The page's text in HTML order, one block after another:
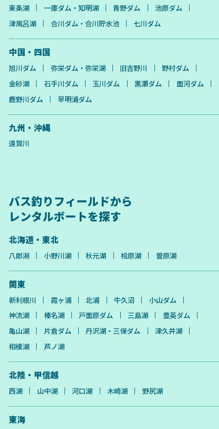
東条湖
一庫ダム・知明湖 青野ダム
池原ダム
津風呂湖
合川ダム・合川貯水池 七川ダム
中国・四国
旭川ダム 弥栄ダム・弥栄湖 旧吉野川
野村ダム
金砂湖
石手川ダム 玉川ダム 黒瀬ダム
面河ダム
鹿野川ダム
早明浦ダム
九州・沖縄
遠賀川
バス釣りフィールドから
レンタルボートを探す
北海道・東北
八郎潟 小野川湖 秋元湖 桧原湖 曽原湖
関東
新利根川 霞ヶ浦 北浦 牛久沼
小山ダム
神流湖
榛名湖 戸面原ダム 三島湖
豊英ダム
亀山湖
片倉ダム 丹沢湖・三保ダム
津久井湖
相模湖
芦ノ湖
北陸・甲信越
西湖 山中湖 河口湖 木崎湖 野尻湖
東海